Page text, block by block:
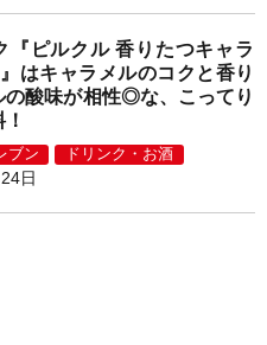
『ピルクル 香りたつキャラ
はキャラメルのコクと香り
の酸味が相性◎な、こってり
ブン ドリンク・お酒
日